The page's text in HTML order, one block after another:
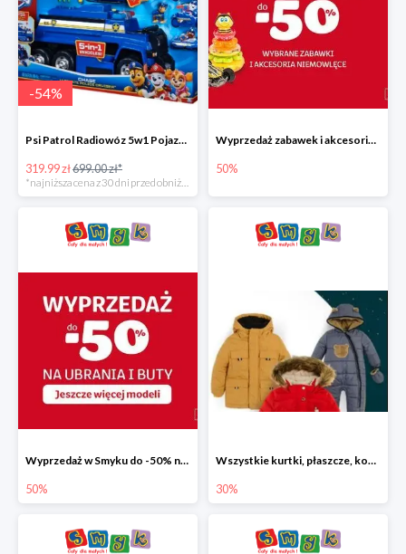
-54%
Psi Patrol Radiowóz 5w1 Pojazd ratunkowy z figurką Chase'a
319.99 zł699.00 zł*
Wyprzedaż zabawek i akcesoriów niemowlęcych w Smyku do -50%
50%
Wyprzedaż w Smyku do -50% na ubrania i buty
50%
Wszystkie kurtki, płaszcze, kombinezony i spodnie narciarskie -30%
30%